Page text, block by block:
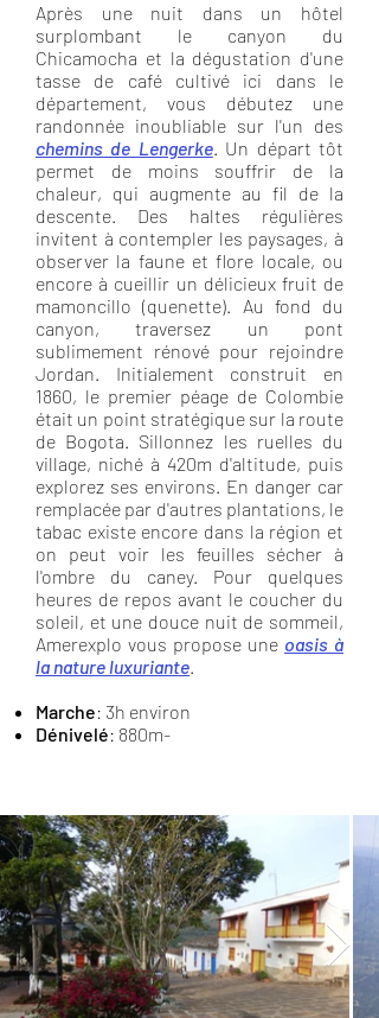
Après une nuit dans un hôtel
surplombant le canyon du
Chicamocha et la dégustation d'une
tasse de café cultivé ici dans le
département, vous débutez une
randonnée inoubliable sur l'un des
chemins de Lengerke. Un départ tôt
permet de moins souffrir de la
chaleur, qui augmente au fil de la
descente. Des haltes régulières
invitent à contempler les paysages, à
observer la faune et flore locale, ou
encore à cueillir un délicieux fruit de
mamoncillo (quenette). Au fond du
canyon, traversez un pont
sublimement rénové pour rejoindre
Jordan. Initialement construit en
1860, le premier péage de Colombie
était un point stratégique sur la route
de Bogota. Sillonnez les ruelles du
village, niché à 420m d'altitude, puis
explorez ses environs. En danger car
remplacée par d'autres plantations, le
tabac existe encore dans la région et
on peut voir les feuilles sécher à
l'ombre du caney. Pour quelques
heures de repos avant le coucher du
soleil, et une douce nuit de sommeil,
Amerexplo vous propose une oasis à
la nature luxuriante.
Marche: 3h environ
Dénivelé: 880m-